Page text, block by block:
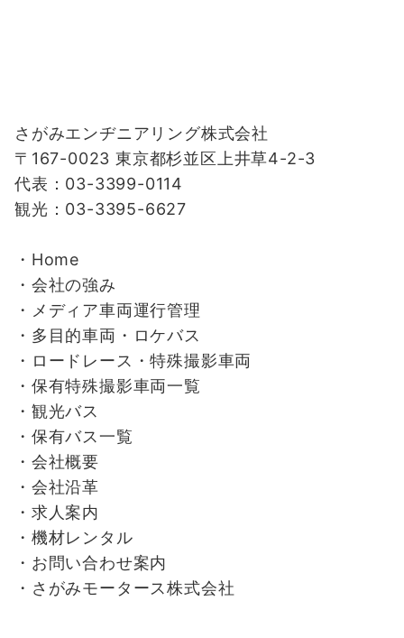
さがみエンヂニアリング株式会社
〒167-0023 東京都杉並区上井草4-2-3
代表：03-3399-0114
観光：03-3395-6627
・Home
・会社の強み
・ メディア車両運行管理
・ 多目的車両・ロケバス
・ ロードレース・特殊撮影車両
・ 保有特殊撮影車両一覧
・ 観光バス
・ 保有バス一覧
・ 会社概要
・ 会社沿革
・ 求人案内
・ 機材レンタル
・ お問い合わせ案内
・ さがみモータース株式会社